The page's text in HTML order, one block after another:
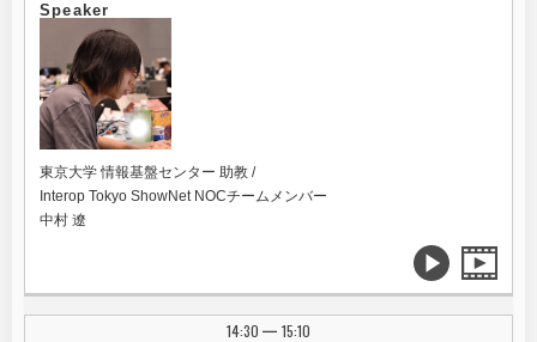
Speaker
東京大学 情報基盤センター 助教 /
Interop Tokyo ShowNet NOCチームメンバー
中村 遼
14:30 | 15:10